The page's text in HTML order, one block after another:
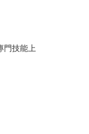
門技能上